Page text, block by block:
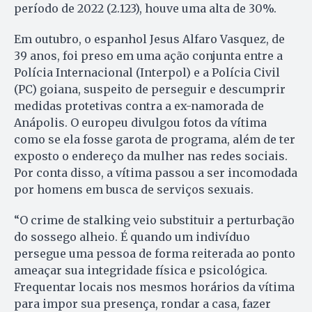
período de 2022 (2.123), houve uma alta de 30%.
Em outubro, o espanhol Jesus Alfaro Vasquez, de
39 anos, foi preso em uma ação conjunta entre a
Polícia Internacional (Interpol) e a Polícia Civil
(PC) goiana, suspeito de perseguir e descumprir
medidas protetivas contra a ex-namorada de
Anápolis. O europeu divulgou fotos da vítima
como se ela fosse garota de programa, além de ter
exposto o endereço da mulher nas redes sociais.
Por conta disso, a vítima passou a ser incomodada
por homens em busca de serviços sexuais.
“O crime de stalking veio substituir a perturbação
do sossego alheio. É quando um indivíduo
persegue uma pessoa de forma reiterada ao ponto
ameaçar sua integridade física e psicológica.
Frequentar locais nos mesmos horários da vítima
para impor sua presença, rondar a casa, fazer